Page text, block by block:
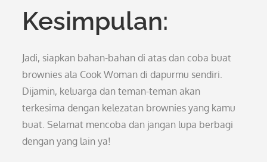
Kesimpulan:
Jadi, siapkan bahan-bahan di atas dan coba buat
brownies ala Cook Woman di dapurmu sendiri.
Dijamin, keluarga dan teman-teman akan
terkesima dengan kelezatan brownies yang kamu
buat. Selamat mencoba dan jangan lupa berbagi
dengan yang lain ya!